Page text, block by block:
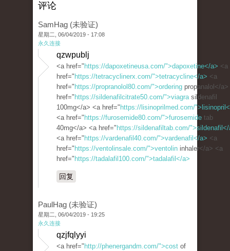
评论
SamHag (未验证)
星期二, 06/04/2019 - 17:08
永久连接
qzwpublj
<a href=" https://dapoxetineusa.com/">dapoxetine</a> <a
href=" https://tetracyclinerx.com/">tetracycline</a> <a
href=" https://propranolol80.com/">ordering propanalol</
href=" https://sildenafilcitrate50.com/">viagrasildenafil
100mg</a> <a href=" https://lisinoprilmed.com/
<a href=" https://furosemide80.com/">furosemide tab
40mg</a> <a href=" https://sildenafiltab.com/
<a href=" https://vardenafil40.com/">vardenafil</a> <a
href=" https://ventolinsale.com/">ventolin inhaler</a> <a
href=" https://tadalafil100.com/">tadalafil</a>
回复
PaulHag (未验证)
星期二, 06/04/2019 - 19:25
永久连接
qzjfqlyyi
<a href=" http://phenergandm.com/">cost of